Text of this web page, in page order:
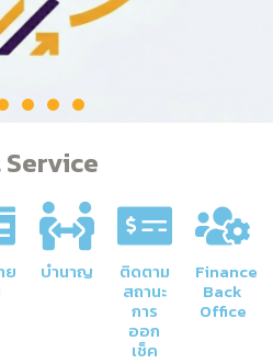
ย บำนาญ ติดตาม
สถานะ
การ
ออก
เช็ค
Finance
Back
Office